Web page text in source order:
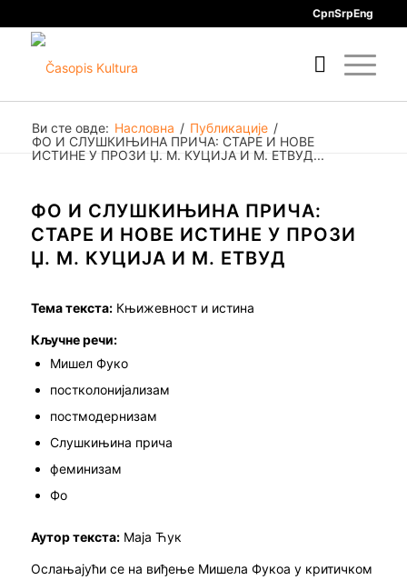
СрпSrpEng
Ви сте овде: Насловна / Публикације /
ФО И СЛУШКИЊИНА ПРИЧА: СТАРЕ И НОВЕ
ИСТИНЕ У ПРОЗИ Џ. М. КУЦИЈА И М. ЕТВУД...
ФО И СЛУШКИЊИНА ПРИЧА:
СТАРЕ И НОВЕ ИСТИНЕ У ПРОЗИ
Џ. М. КУЦИЈА И М. ЕТВУД
Тема текста:Књижевност и истина
Кључне речи:
Мишел Фуко
постколонијализам
постмодернизам
Слушкињина прича
феминизам
Фо
Аутор текста:Маја Ћук
Ослањајући се на виђење Мишела Фукоа у критичком